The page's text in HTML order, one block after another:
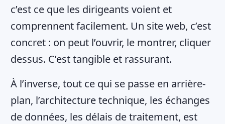
c’est ce que les dirigeants voient et
comprennent facilement. Un site web, c’est
concret : on peut l’ouvrir, le montrer, cliquer
dessus. C’est tangible et rassurant.
À l’inverse, tout ce qui se passe en arrière-
plan, l’architecture technique, les échanges
de données, les délais de traitement, est